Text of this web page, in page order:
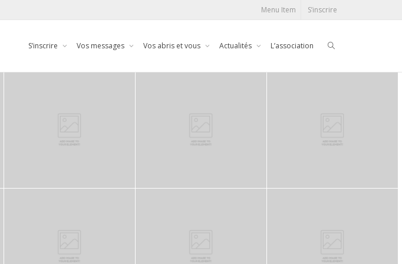
Menu Item S’inscrire
S’inscrire Vos messages Vos abris et vous Actualités L’association